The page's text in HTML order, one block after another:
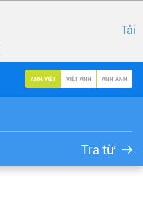
Tải
ANH VIỆT VIỆT ANH ANH ANH
Tra từ